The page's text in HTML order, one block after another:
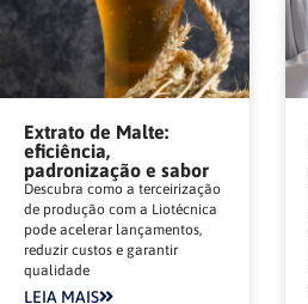
Extrato de Malte:
eficiência,
padronização e sabor
Descubra como a terceirização
de produção com a Liotécnica
pode acelerar lançamentos,
reduzir custos e garantir
qualidade
LEIA MAIS